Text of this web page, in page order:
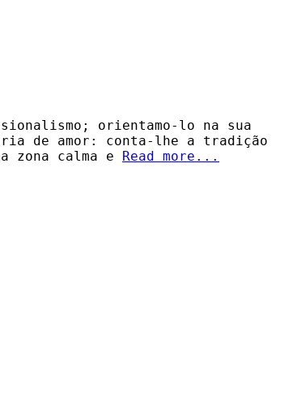
orientamo-lo na sua
de amor: conta-lhe a tradição
zona calma e Read more...